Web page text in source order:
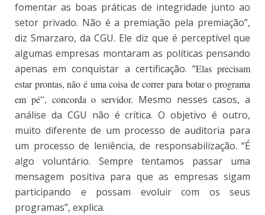
fomentar as boas práticas de integridade junto ao
setor privado. Não é a premiação pela premiação”,
diz Smarzaro, da CGU. Ele diz que é perceptível que
algumas empresas montaram as políticas pensando
apenas em conquistar a certificação. “Elas precisam
estar prontas, não é uma coisa de correr para botar o programa
em pé”, concorda o servidor. Mesmo nesses casos, a
análise da CGU não é crítica. O objetivo é outro,
muito diferente de um processo de auditoria para
um processo de leniência, de responsabilização. “É
algo voluntário. Sempre tentamos passar uma
mensagem positiva para que as empresas sigam
participando e possam evoluir com os seus
programas”, explica.